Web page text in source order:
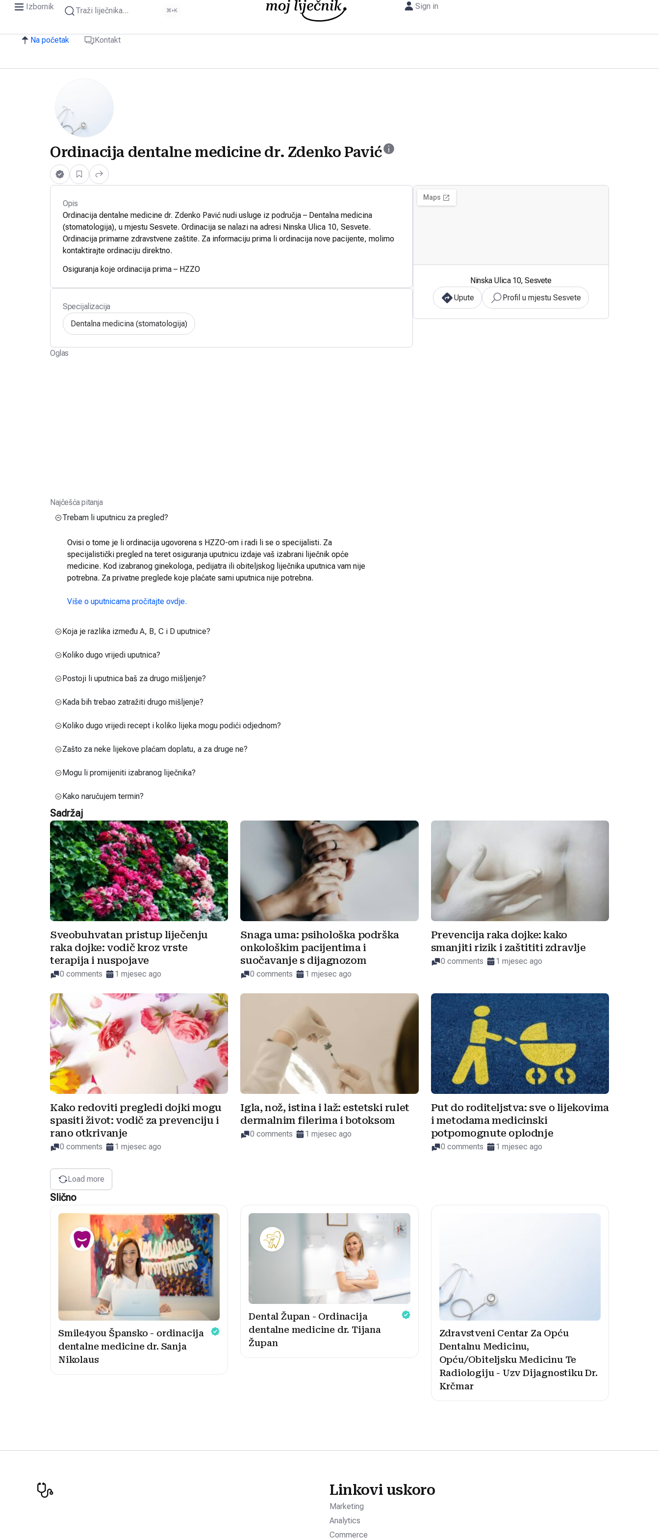
Izbornik Traži liječnika... ⌘+K Sign in
Na početak Kontakt
Ordinacija dentalne medicine dr. Zdenko Pavić
Opis
Ordinacija dentalne medicine dr. Zdenko Pavić nudi usluge iz područja – Dentalna medicina
(stomatologija), u mjestu Sesvete. Ordinacija se nalazi na adresi Ninska Ulica 10, Sesvete.
Ordinacija primarne zdravstvene zaštite. Za informaciju prima li ordinacija nove pacijente, molimo
kontaktirajte ordinaciju direktno.
Osiguranja koje ordinacija prima – HZZO
Specijalizacija
Dentalna medicina (stomatologija)
Oglas
Ninska Ulica 10, Sesvete
Upute
Profil u mjestu Sesvete
Najčešća pitanja
Trebam li uputnicu za pregled?
Ovisi o tome je li ordinacija ugovorena s HZZO-om i radi li se o specijalisti. Za
specijalistički pregled na teret osiguranja uputnicu izdaje vaš izabrani liječnik opće
medicine. Kod izabranog ginekologa, pedijatra ili obiteljskog liječnika uputnica vam nije
potrebna. Za privatne preglede koje plaćate sami uputnica nije potrebna.
Više o uputnicama pročitajte ovdje.
Koja je razlika između A, B, C i D uputnice?
Koliko dugo vrijedi uputnica?
Postoji li uputnica baš za drugo mišljenje?
Kada bih trebao zatražiti drugo mišljenje?
Koliko dugo vrijedi recept i koliko lijeka mogu podići odjednom?
Zašto za neke lijekove plaćam doplatu, a za druge ne?
Mogu li promijeniti izabranog liječnika?
Kako naručujem termin?
Sadržaj
Sveobuhvatan pristup liječenju
raka dojke: vodič kroz vrste
terapija i nuspojave
0 comments 1 mjesec ago
Snaga uma: psihološka podrška
onkološkim pacijentima i
suočavanje s dijagnozom
0 comments 1 mjesec ago
Prevencija raka dojke: kako
smanjiti rizik i zaštititi zdravlje
0 comments 1 mjesec ago
Kako redoviti pregledi dojki mogu
spasiti život: vodič za prevenciju i
rano otkrivanje
0 comments 1 mjesec ago
Igla, nož, istina i laž: estetski rulet
dermalnim filerima i botoksom
0 comments 1 mjesec ago
Put do roditeljstva: sve o lijekovima
i metodama medicinski
potpomognute oplodnje
0 comments 1 mjesec ago
Load more
Slično
Smile4you Špansko - ordinacija
dentalne medicine dr. Sanja
Nikolaus
Dental Župan - Ordinacija
dentalne medicine dr. Tijana
Župan
Zdravstveni Centar Za Opću
Dentalnu Medicinu,
Opću/Obiteljsku Medicinu Te
Radiologiju - Uzv Dijagnostiku Dr.
Krčmar
Linkovi uskoro
Marketing
Analytics
Commerce